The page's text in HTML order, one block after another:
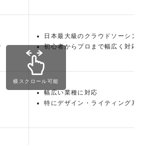
日本最大級のクラウドソーシング
初心者からプロまで幅広く対応
幅広い業種に対応
特にデザイン・ライティング系案
横スクロール可能